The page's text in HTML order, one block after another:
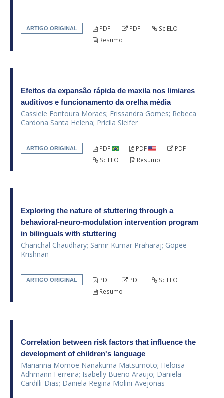
ARTIGO ORIGINAL PDF PDF
SciELO
Resumo
Efeitos da expansão rápida de maxila nos limiares
auditivos e funcionamento da orelha média
Cassiele Fontoura Moraes; Erissandra Gomes; Rebeca
Cardona Santa Helena; Pricila Sleifer
ARTIGO ORIGINAL PDF PDF
PDF
SciELO
Resumo
Exploring the nature of stuttering through a
behavioral-neuro-modulation intervention program
in bilinguals with stuttering
Chanchal Chaudhary; Samir Kumar Praharaj; Gopee
Krishnan
ARTIGO ORIGINAL PDF PDF
SciELO
Resumo
Correlation between risk factors that influence the
development of children's language
Marianna Momoe Nanakuma Matsumoto; Heloisa
Adhmann Ferreira; Isabelly Bueno Araujo; Daniela
Cardilli-Dias; Daniela Regina Molini-Avejonas